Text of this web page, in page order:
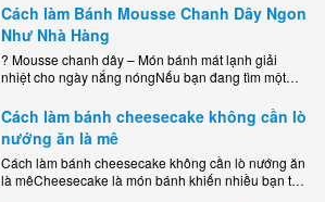
Cách làm Bánh Mousse Chanh Dây Ngon
Như Nhà Hàng
? Mousse chanh dây – Món bánh mát lạnh giải
nhiệt cho ngày nắng nóngNếu bạn đang tìm một
dễ..
Cách làm bánh cheesecake không cần lò
nướng ăn là mê
Cách làm bánh cheesecake không cần lò nướng ăn
là mêCheesecake là món bánh khiến nhiều bạn trẻ